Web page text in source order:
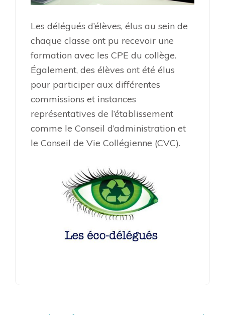
Les délégués d’élèves, élus au sein de
chaque classe ont pu recevoir une
formation avec les CPE du collège.
Également, des élèves ont été élus
pour participer aux différentes
commissions et instances
représentatives de l’établissement
comme le Conseil d’administration et
le Conseil de Vie Collégienne (CVC).